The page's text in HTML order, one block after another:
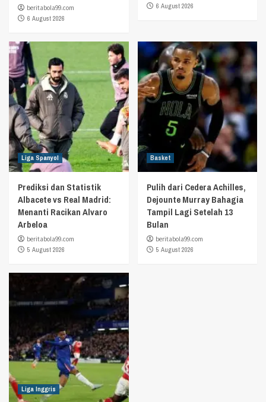
beritabola99.com
6 August 2026
6 August 2026
Liga Spanyol
Prediksi dan Statistik
Albacete vs Real Madrid:
Menanti Racikan Alvaro
Arbeloa
beritabola99.com
5 August 2026
Basket
Pulih dari Cedera Achilles,
Dejounte Murray Bahagia
Tampil Lagi Setelah 13
Bulan
beritabola99.com
5 August 2026
Liga Inggris